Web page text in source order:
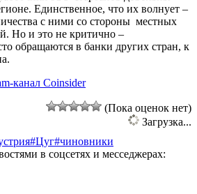
Единственное, что их волнует –
с ними со стороны местных
Но и это не критично –
обращаются в банки других стран, к
канал Coinsider
(Пока оценок нет)
Загрузка...
#Цуг#чиновники
в соцсетях и месседжерах: